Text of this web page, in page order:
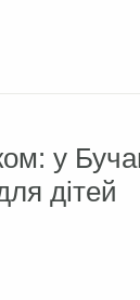
у
дітей